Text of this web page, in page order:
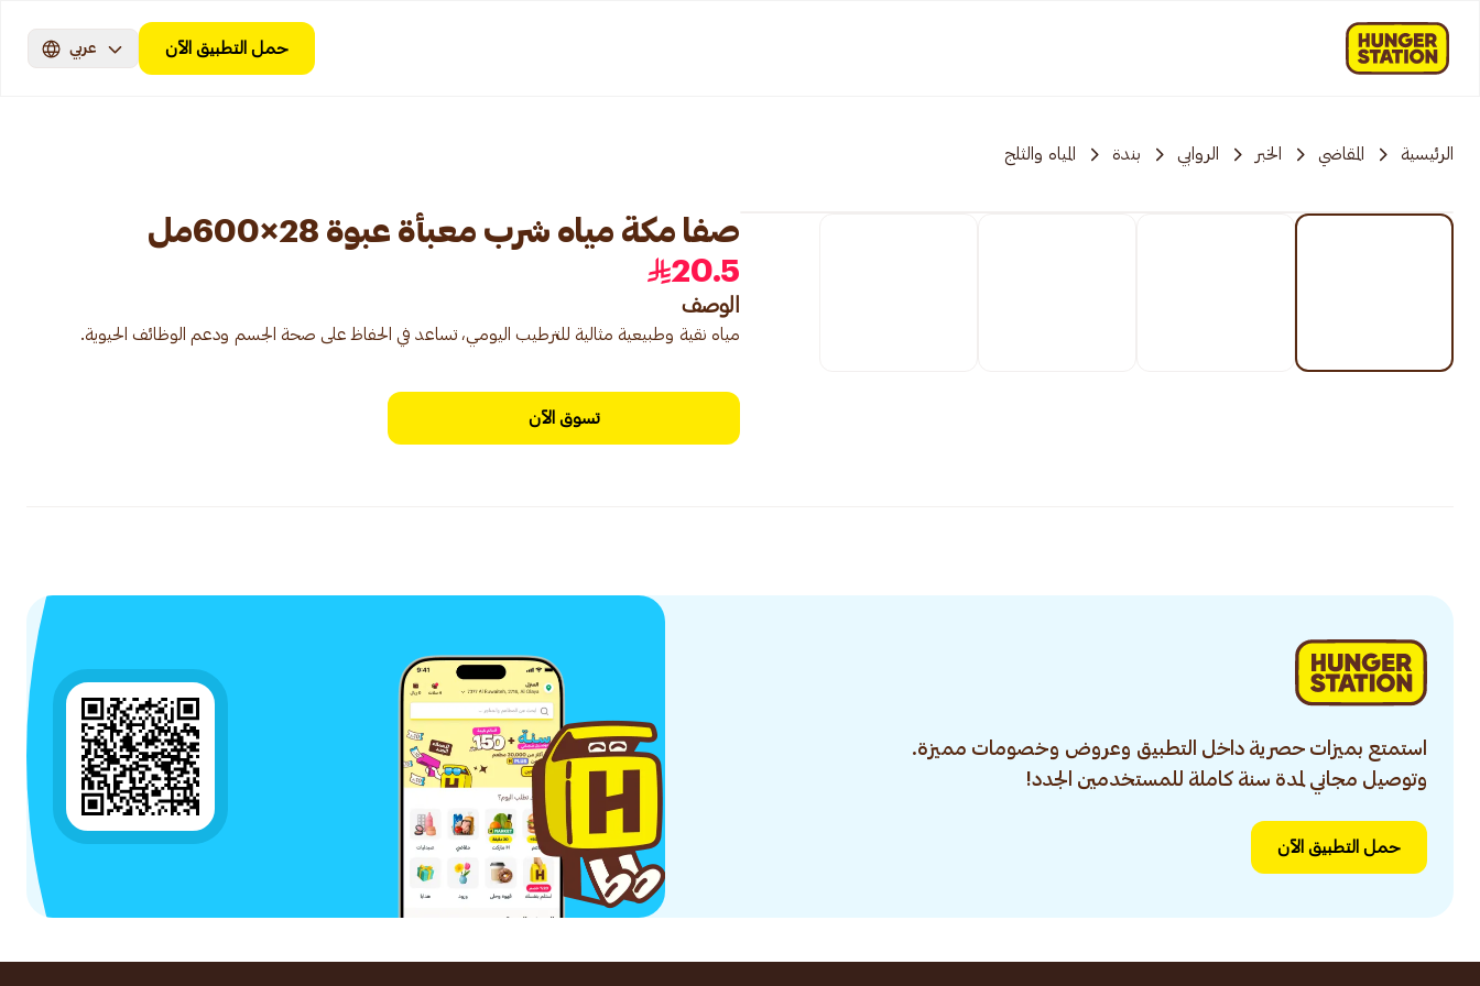
حمل التطبيق الآن عربي
الرئيسية المقاضي الخبر الروابي بندة المياه والثلج
صفا مكة مياه شرب معبأة عبوة 28×600مل
20.5
الوصف
مياه نقية وطبيعية مثالية للترطيب اليومي، تساعد في الحفاظ على صحة الجسم ودعم الوظائف الحيوية.
تسوق الآن
استمتع بميزات حصرية داخل التطبيق وعروض وخصومات مميزة.
وتوصيل مجاني لمدة سنة كاملة للمستخدمين الجدد!
حمل التطبيق الآن